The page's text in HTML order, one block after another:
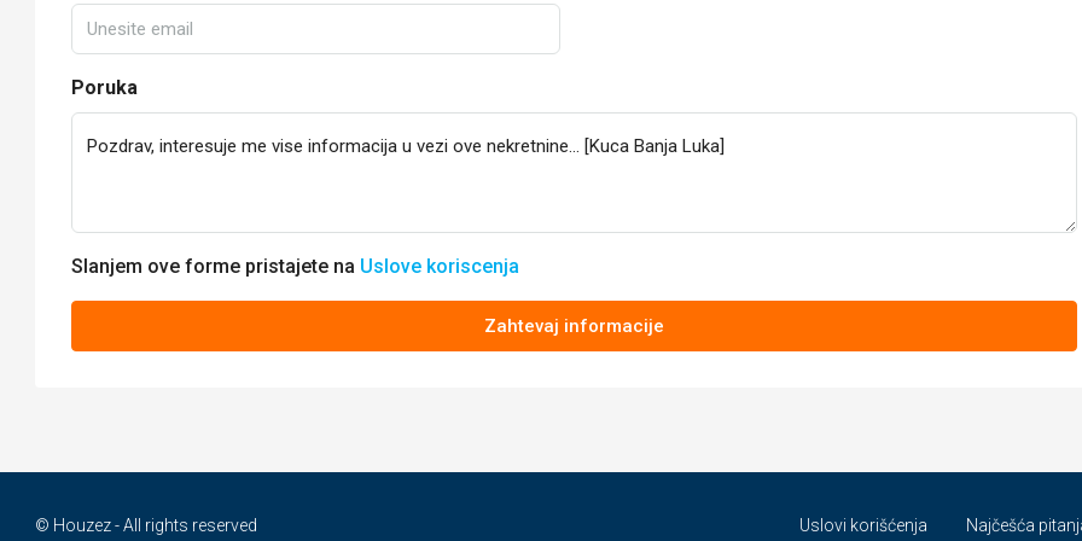
Poruka
Slanjem ove forme pristajete na Uslove koriscenja
Zahtevaj informacije
© Houzez - All rights reserved Uslovi korišćenja Najčešća